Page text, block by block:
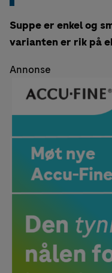
Suppe er enkel og
varianten er rik på
Annonse